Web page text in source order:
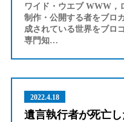
ワイド・ウエブ WWW，
制作・公開する者をブロ
成されている世界をブロ
専門知…
2022.4.18
遺言執行者が死亡